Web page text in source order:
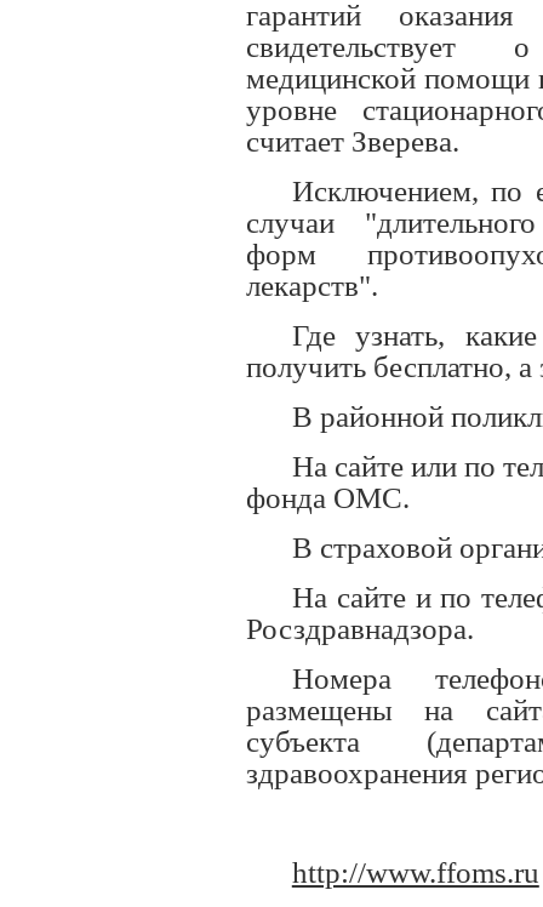
гарантий
свидетельствует
медицинской помощи
уровне
считает Зверева.
Исключением, по
случаи
форм
лекарств".
Где узнать,
получить бесплатно, а
В районной
На сайте или по
фонда ОМС.
В страховой
На сайте и по
Росздравнадзора.
Номера
размещены на
субъекта
здравоохранения
http://www.ffoms.ru